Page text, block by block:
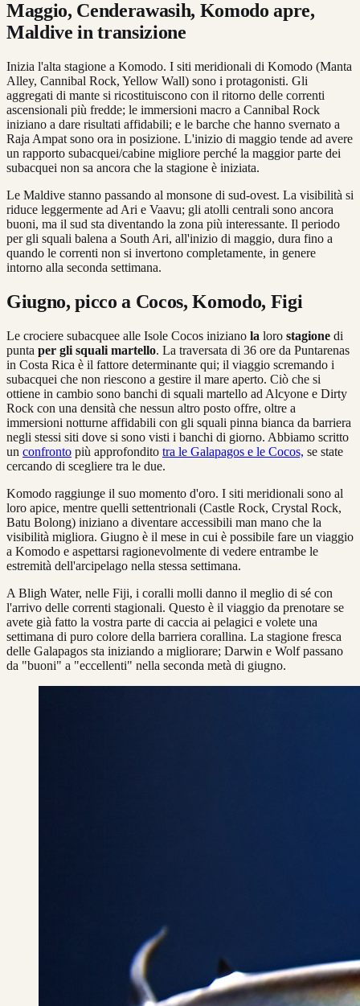
Maggio, Cenderawasih, Komodo apre,
Maldive in transizione
Inizia l'alta stagione a Komodo. I siti meridionali di Komodo (Manta
Alley, Cannibal Rock, Yellow Wall) sono i protagonisti. Gli
aggregati di mante si ricostituiscono con il ritorno delle correnti
ascensionali più fredde; le immersioni macro a Cannibal Rock
iniziano a dare risultati affidabili; e le barche che hanno svernato a
Raja Ampat sono ora in posizione. L'inizio di maggio tende ad avere
un rapporto subacquei/cabine migliore perché la maggior parte dei
subacquei non sa ancora che la stagione è iniziata.
Le Maldive stanno passando al monsone di sud-ovest. La visibilità si
riduce leggermente ad Ari e Vaavu; gli atolli centrali sono ancora
buoni, ma il sud sta diventando la zona più interessante. Il periodo
per gli squali balena a South Ari, all'inizio di maggio, dura fino a
quando le correnti non si invertono completamente, in genere
intorno alla seconda settimana.
Giugno, picco a Cocos, Komodo, Figi
Le crociere subacquee alle Isole Cocos iniziano la loro stagione di
punta per gli squali martello. La traversata di 36 ore da Puntarenas
in Costa Rica è il fattore determinante qui; il viaggio scremando i
subacquei che non riescono a gestire il mare aperto. Ciò che si
ottiene in cambio sono banchi di squali martello ad Alcyone e Dirty
Rock con una densità che nessun altro posto offre, oltre a
immersioni notturne affidabili con gli squali pinna bianca da barriera
negli stessi siti dove si sono visti i banchi di giorno. Abbiamo scritto
un confronto più approfondito tra le Galapagos e le Cocos, se state
cercando di scegliere tra le due.
Komodo raggiunge il suo momento d'oro. I siti meridionali sono al
loro apice, mentre quelli settentrionali (Castle Rock, Crystal Rock,
Batu Bolong) iniziano a diventare accessibili man mano che la
visibilità migliora. Giugno è il mese in cui è possibile fare un viaggio
a Komodo e aspettarsi ragionevolmente di vedere entrambe le
estremità dell'arcipelago nella stessa settimana.
A Bligh Water, nelle Fiji, i coralli molli danno il meglio di sé con
l'arrivo delle correnti stagionali. Questo è il viaggio da prenotare se
avete già fatto la vostra parte di caccia ai pelagici e volete una
settimana di puro colore della barriera corallina. La stagione fresca
delle Galapagos sta iniziando a migliorare; Darwin e Wolf passano
da "buoni" a "eccellenti" nella seconda metà di giugno.